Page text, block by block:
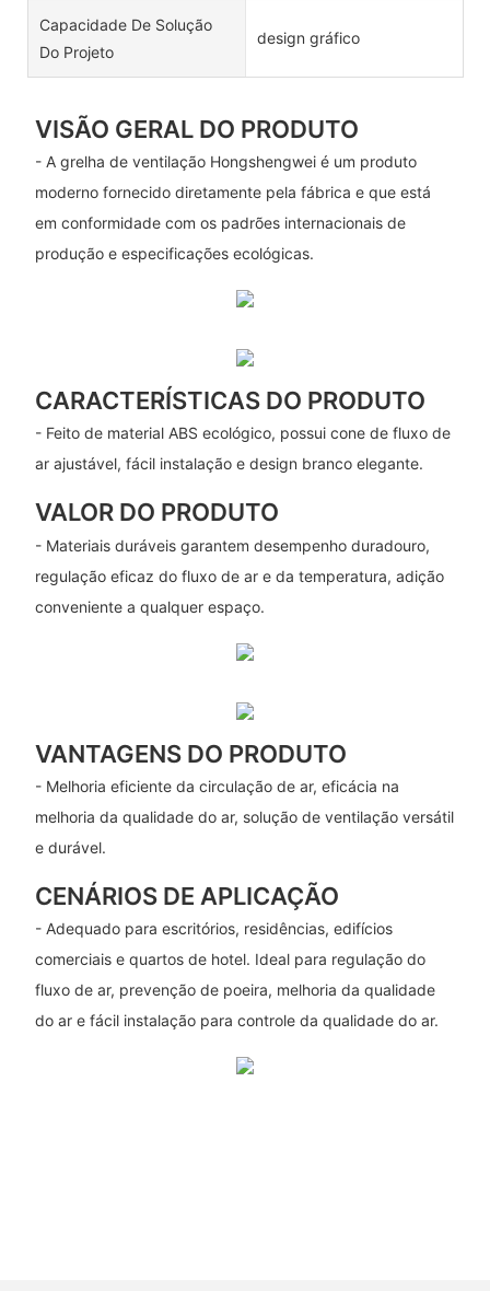
Capacidade De Solução
Do Projeto
design gráfico
VISÃO GERAL DO PRODUTO
- A grelha de ventilação Hongshengwei é um produto
moderno fornecido diretamente pela fábrica e que está
em conformidade com os padrões internacionais de
produção e especificações ecológicas.
CARACTERÍSTICAS DO PRODUTO
- Feito de material ABS ecológico, possui cone de fluxo de
ar ajustável, fácil instalação e design branco elegante.
VALOR DO PRODUTO
- Materiais duráveis ​​garantem desempenho duradouro,
regulação eficaz do fluxo de ar e da temperatura, adição
conveniente a qualquer espaço.
VANTAGENS DO PRODUTO
- Melhoria eficiente da circulação de ar, eficácia na
melhoria da qualidade do ar, solução de ventilação versátil
e durável.
CENÁRIOS DE APLICAÇÃO
- Adequado para escritórios, residências, edifícios
comerciais e quartos de hotel. Ideal para regulação do
fluxo de ar, prevenção de poeira, melhoria da qualidade
do ar e fácil instalação para controle da qualidade do ar.